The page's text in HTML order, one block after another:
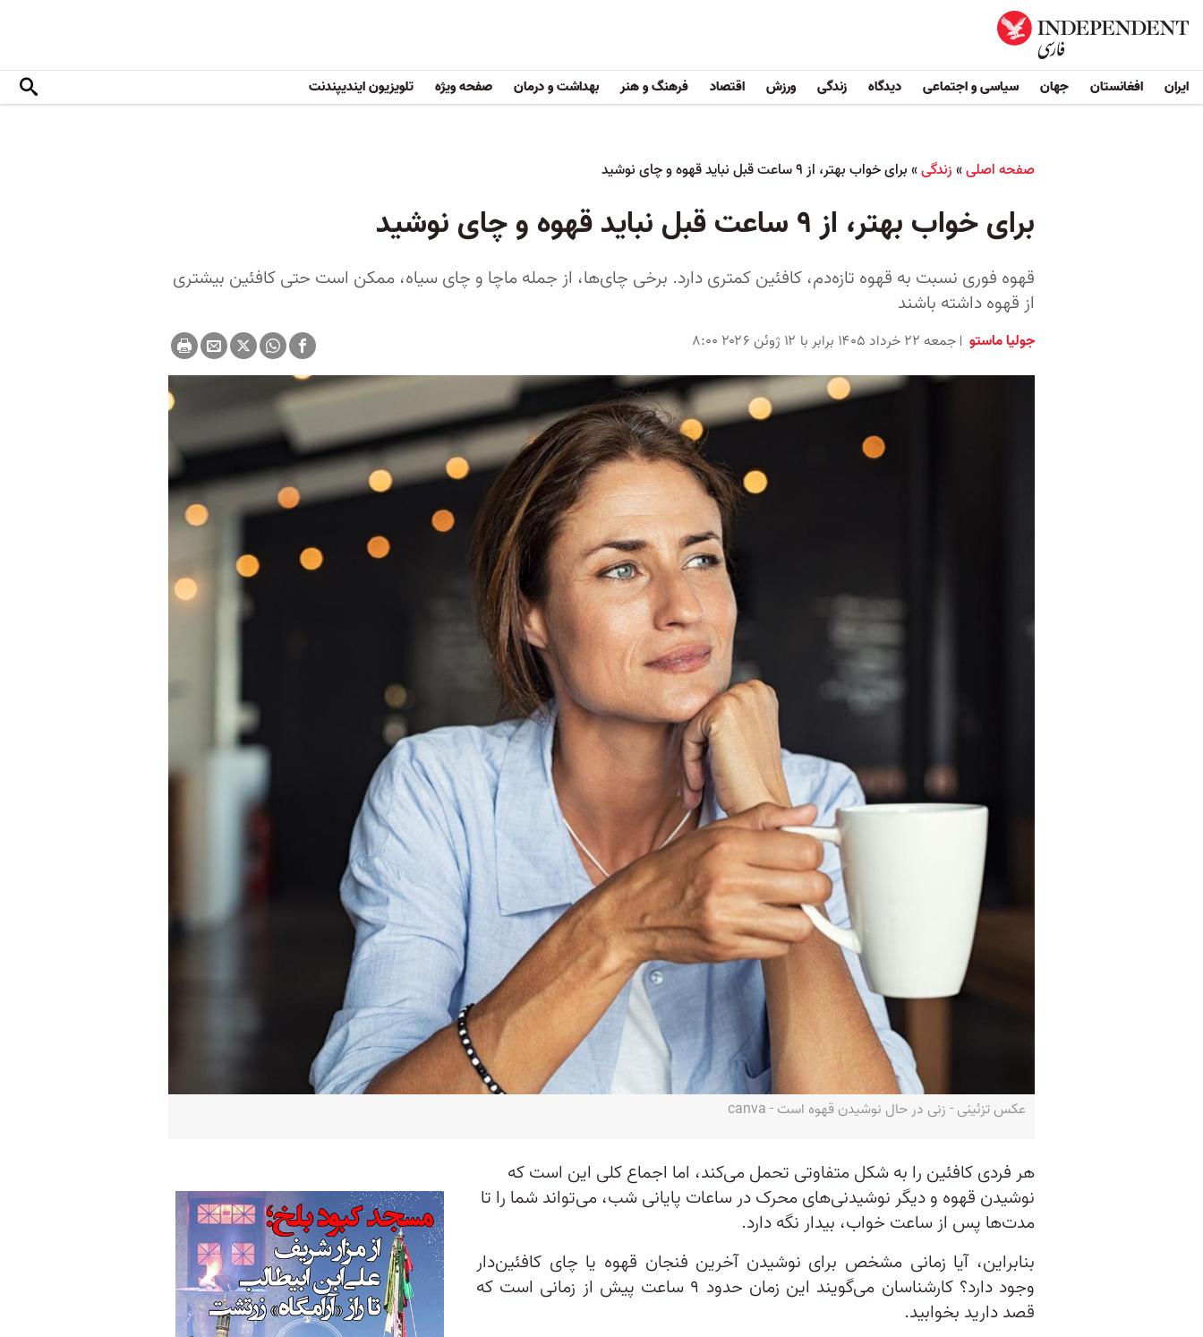
ایران افغانستان جهان سیاسی و اجتماعی دیدگاه زندگی ورزش اقتصاد فرهنگ و هنر بهداشت و درمان صفحه ویژه تلویزیون ایندیپندنت
صفحه اصلی»زندگی»برای خواب بهتر، از ۹ ساعت قبل نباید قهوه و چای نوشید
برای خواب بهتر، از ۹ ساعت قبل نباید قهوه و چای نوشید
قهوه فوری نسبت به قهوه تازه‌دم، کافئین کمتری دارد. برخی چای‌ها، از جمله ماچا و چای سیاه، ممکن است حتی کافئین بیشتری
از قهوه داشته باشند
جولیا ماستو جمعه ۲۲ خرداد ۱۴۰۵ برابر با ۱۲ ژوئن ۲۰۲۶ ۸:۰۰
عکس تزئینی - زنی در حال نوشیدن قهوه است - canva
هر فردی کافئین را به شکل متفاوتی تحمل می‌کند، اما اجماع کلی این است که
نوشیدن قهوه و دیگر نوشیدنی‌های محرک در ساعات پایانی شب، می‌تواند شما را تا
مدت‌ها پس از ساعت خواب، بیدار نگه دارد.
بنابراین، آیا زمانی مشخص برای نوشیدن آخرین فنجان قهوه یا چای کافئین‌دار
وجود دارد؟ کارشناسان می‌گویند این زمان حدود ۹ ساعت پیش از زمانی است که
قصد دارید بخوابید.